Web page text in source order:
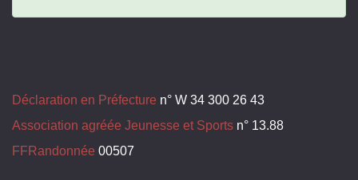
Déclaration en Préfecture n° W 34 300 26 43
Association agréée Jeunesse et Sports n° 13.88
FFRandonnée 00507